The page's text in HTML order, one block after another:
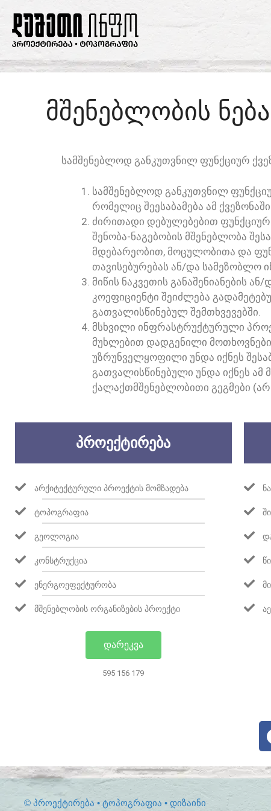
ᲛᲨᲔᲜᲔᲑᲚᲝᲑᲘᲡ
ᲡᲐᲛᲨᲔᲜᲔᲑᲚᲝᲓ ᲒᲐᲜᲙᲣᲗᲕᲜᲘᲚ ᲤᲣᲜᲥᲪᲘᲣᲠ
ᲡᲐᲛᲨᲔᲜᲔᲑᲚᲝᲓ ᲒᲐᲜᲙᲣᲗᲕᲜᲘᲚ
ᲠᲝᲛᲔᲚᲘᲪ ᲨᲔᲔᲡᲐᲑᲐᲛᲔᲑᲐ ᲐᲛ
ᲫᲘᲠᲘᲗᲐᲓᲘ ᲓᲔᲑᲣᲚᲔᲑᲔᲑᲘᲗ ᲤᲣᲜᲥᲪᲘᲣᲠ
ᲨᲔᲜᲝᲑᲐ-ᲜᲐᲒᲔᲑᲝᲑᲘᲡ ᲛᲨᲔᲜᲔᲑᲚᲝᲑᲐ
ᲛᲓᲔᲑᲐᲠᲔᲝᲑᲘᲗ, ᲛᲝᲪᲣᲚᲝᲑᲘᲗᲐ ᲓᲐ
ᲗᲐᲕᲘᲡᲔᲑᲣᲠᲔᲑᲐᲡ ᲐᲜ/ᲓᲐ ᲡᲐᲛᲔᲖᲝᲑᲚᲝ
ᲛᲘᲬᲘᲡ ᲜᲐᲙᲕᲔᲗᲘᲡ ᲒᲐᲜᲐᲨᲔᲜᲘᲐᲜᲔᲑᲘᲡ
ᲙᲝᲔᲤᲘᲪᲘᲔᲜᲢᲘ ᲨᲔᲘᲫᲚᲔᲑᲐ
ᲒᲐᲗᲕᲐᲚᲘᲡᲬᲘᲜᲔᲑᲣᲚ ᲨᲔᲛᲗᲮᲕᲔᲕᲔᲑᲨᲘ.
ᲛᲡᲮᲕᲘᲚᲘ ᲘᲜᲤᲠᲐᲡᲢᲠᲣᲥᲢᲣᲠᲣᲚᲘ
ᲛᲣᲮᲚᲔᲑᲘᲗ ᲓᲐᲓᲒᲔᲜᲘᲚᲘ ᲛᲝᲗᲮᲝᲕᲜᲔᲑᲘ.
ᲣᲖᲠᲣᲜᲕᲔᲚᲧᲝᲤᲘᲚᲘ ᲣᲜᲓᲐ ᲘᲥᲜᲔᲡ
ᲒᲐᲗᲕᲐᲚᲘᲡᲬᲘᲜᲔᲑᲣᲚᲘ ᲣᲜᲓᲐ ᲘᲥᲜᲔᲡ ᲐᲛ
ᲥᲐᲚᲐᲥᲗᲛᲨᲔᲜᲔᲑᲚᲝᲑᲘᲗᲘ ᲒᲔᲒᲛᲔᲑᲘ
ᲞᲠᲝᲔᲥᲢᲘᲠᲔᲑᲐ
ᲐᲠᲥᲘᲢᲔᲥᲢᲣᲠᲣᲚᲘ ᲞᲠᲝᲔᲥᲢᲘᲡ ᲛᲝᲛᲖᲐᲓᲔᲑᲐ
ᲢᲝᲞᲝᲒᲠᲐᲤᲘᲐ
ᲒᲔᲝᲚᲝᲒᲘᲐ
ᲙᲝᲜᲡᲢᲠᲣᲥᲪᲘᲐ
ᲔᲜᲔᲠᲒᲝᲔᲤᲔᲥᲢᲣᲠᲝᲑᲐ
ᲛᲨᲔᲜᲔᲑᲚᲝᲑᲘᲡ ᲝᲠᲒᲐᲜᲘᲖᲔᲑᲘᲡ ᲞᲠᲝᲔᲥᲢᲘ
ᲓᲐᲠᲔᲙᲕᲐ
595 156 179
© ᲞᲠᲝᲔᲥᲢᲘᲠᲔᲑᲐ • ᲢᲝᲞᲝᲒᲠᲐᲤᲘᲐ • ᲓᲘᲖᲐᲘᲜᲘ